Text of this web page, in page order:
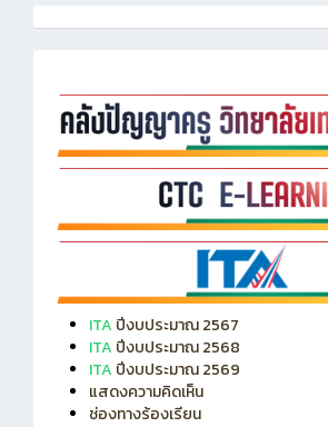
ITA ปีงบประมาณ 2567
ITA ปีงบประมาณ 2568
ITA ปีงบประมาณ 2569
แสดงความคิดเห็น
ช่องทางร้องเรียน